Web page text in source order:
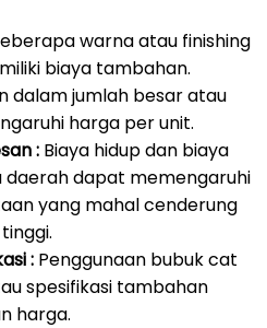
warna atau finishing
biaya tambahan.
dalam jumlah besar atau
harga per unit.
: Biaya hidup dan biaya
daerah dapat memengaruhi
yang mahal cenderung
: Penggunaan bubuk cat
spesifikasi tambahan
harga.